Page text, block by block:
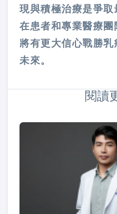
現與積極治療是爭取
在患者和專業醫療團
將有更大信心戰勝
未來。
閱讀